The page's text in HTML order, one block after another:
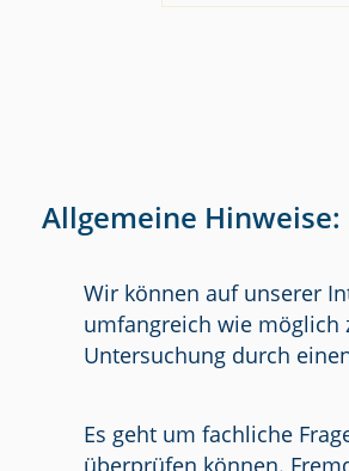
Allgemeine Hinweise:
Wir können auf unserer
umfangreich wie möglich
Untersuchung durch
Es geht um fachliche
überprüfen können.